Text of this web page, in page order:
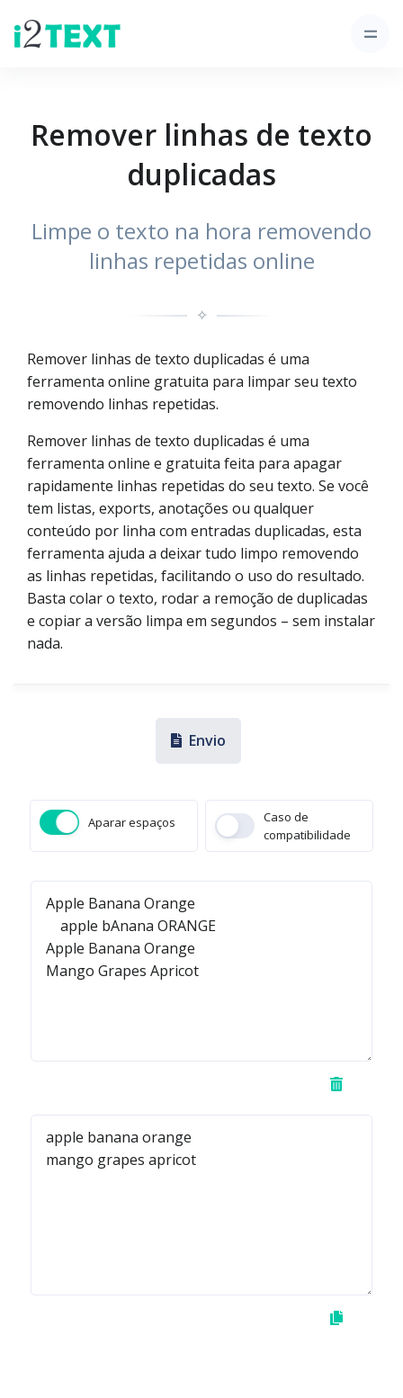
Remover linhas de texto
duplicadas
Limpe o texto na hora removendo
linhas repetidas online
✧
Remover linhas de texto duplicadas é uma
ferramenta online gratuita para limpar seu texto
removendo linhas repetidas.
Remover linhas de texto duplicadas é uma
ferramenta online e gratuita feita para apagar
rapidamente linhas repetidas do seu texto. Se você
tem listas, exports, anotações ou qualquer
conteúdo por linha com entradas duplicadas, esta
ferramenta ajuda a deixar tudo limpo removendo
as linhas repetidas, facilitando o uso do resultado.
Basta colar o texto, rodar a remoção de duplicadas
e copiar a versão limpa em segundos – sem instalar
nada.
Envio
Aparar espaços
Caso de
compatibilidade